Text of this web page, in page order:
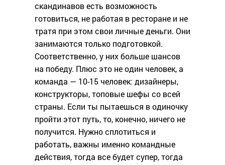
скандинавов есть возможность
готовиться, не работая в ресторане и не
тратя при этом свои личные деньги. Они
занимаются только подготовкой.
Соответственно, у них больше шансов
на победу. Плюс это не один человек, а
команда — 10-15 человек: дизайнеры,
конструкторы, топовые шефы со всей
страны. Если ты пытаешься в одиночку
пройти этот путь, то, конечно, ничего не
получится. Нужно сплотиться и
работать, важны именно командные
действия, тогда все будет супер, тогда